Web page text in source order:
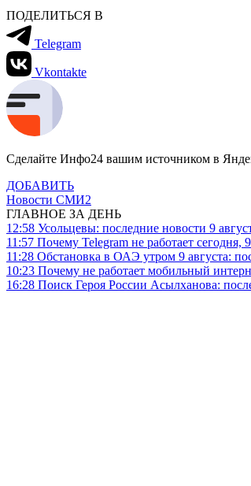
ПОДЕЛИТЬСЯ В
Telegram
Vkontakte
Сделайте Инфо24 вашим источником в
ДОБАВИТЬ
Новости СМИ2
ГЛАВНОЕ ЗА ДЕНЬ
12:58 Усольцевы: последние новости 9
11:57 Почему Telegram не работает сегодня,
11:28 Обстановка в ОАЭ утром 9 августа:
10:23 Почему не работает мобильный
16:28 Поиск Героя России Асылханова: